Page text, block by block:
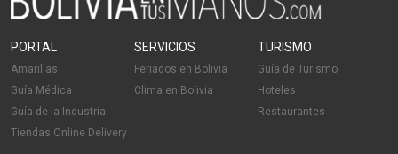
PORTAL
Amarillas
Guía Médica
Guía de la Industria
Tiendas Online Delivery
SERVICIOS
Feriados en Bolivia
Clima en Bolivia
TURISMO
Guía de Turismo
Hoteles
Restaurantes